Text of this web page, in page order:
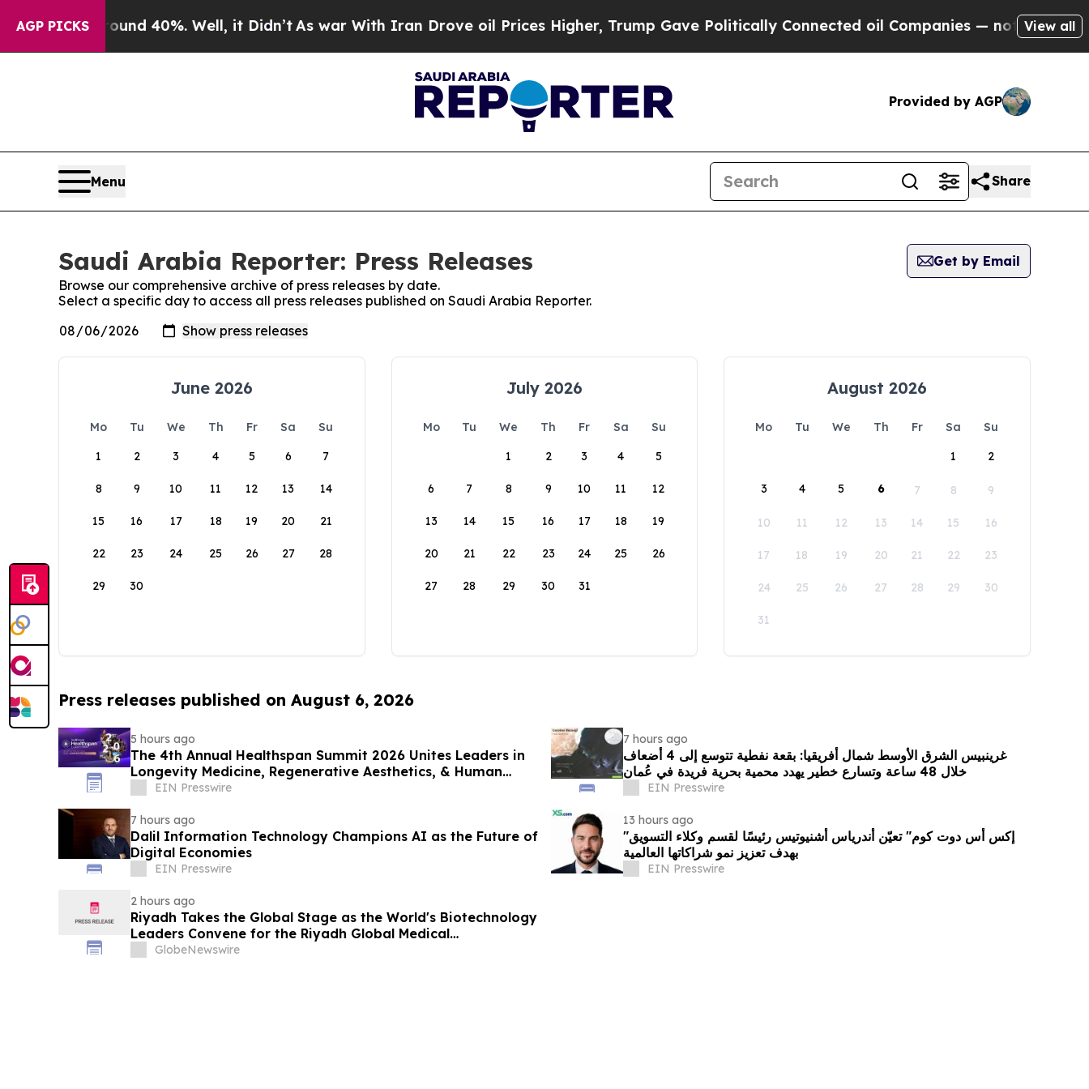
AGP PICKS
Around 40%. Well, it Didn’tAs war With Iran Drove oil Prices Higher, Trump Gave Politically Connected oil Companies — not Taxpayers —
View all
Provided by AGP
Menu Share
Saudi Arabia Reporter: Press Releases
Get by Email
Browse our comprehensive archive of press releases by date.
Select a specific day to access all press releases published on Saudi Arabia Reporter.
June 2026
Mo Tu We Th Fr Sa
Su
1
2 3 4 5 6 7
8 9 10 11 12 13 14
15 16 17 18 19 20 21
22 23 24 25 26 27 28
29 30
July 2026
Mo Tu We Th Fr Sa
Su
1
2 3 4 5
6 7 8 9 10 11 12
13 14 15 16 17 18 19
20 21 22 23 24 25 26
27 28 29 30 31
August 2026
Mo Tu We Th Fr Sa
Su
1
2
3 4 5 6 7 8 9
10 11 12 13 14 15 16
17 18 19 20 21 22 23
24 25 26 27 28 29 30
31
Press releases published on August 6, 2026
5 hours ago
The 4th Annual Healthspan Summit 2026 Unites Leaders in
Longevity Medicine, Regenerative Aesthetics, & Human
Performance
EIN Presswire
7 hours ago
غرينبيس الشرق الأوسط شمال أفريقيا: بقعة نفطية تتوسع إلى 4 أضعاف
خلال 48 ساعة وتسارع خطير يهدد محمية بحرية فريدة في عُمان
EIN Presswire
7 hours ago
Dalil Information Technology Champions AI as the Future of
Digital Economies
EIN Presswire
13 hours ago
"إكس أس دوت كوم" تعيّن أندرياس أشنيوتيس رئيسًا لقسم وكلاء التسويق
بهدف تعزيز نمو شراكاتها العالمية
EIN Presswire
2 hours ago
Riyadh Takes the Global Stage as the World's Biotechnology
Leaders Convene for the Riyadh Global Medical
Biotechnology Summit 2026
GlobeNewswire